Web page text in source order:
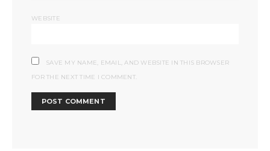
WEBSITE
SAVE MY NAME, EMAIL, AND WEBSITE IN THIS BROWSER
FOR THE NEXT TIME I COMMENT.